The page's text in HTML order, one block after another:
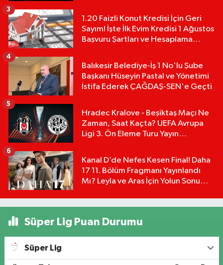
1.20 Faizli Konut Kredisi İçin Geri
Sayım! İşte İlk Evim Kredisi 1 Ağustos
Başvuru Şartları ve Hesaplama
3
Balıkesir Belediye-İş 1 No'lu Şube
Başkanı Hüseyin Pastal ve Yönetimi
İstifa Ederek ÇAĞDAŞ-SEN'e Geçti
4
Hradec Kralove - Beşiktaş Maçı Ne
Zaman, Saat Kaçta? UEFA Avrupa
Ligi 3. Ön Eleme Turu Yayın
5
Kanal D’de Nefes Kesen Final! Daha
17 11. Bölüm Fragmanı Yayınlandı
Mı? Leyla ve Aras İçin Yolun Sonu
6
Süper Lig Puan Durumu
Süper Lig